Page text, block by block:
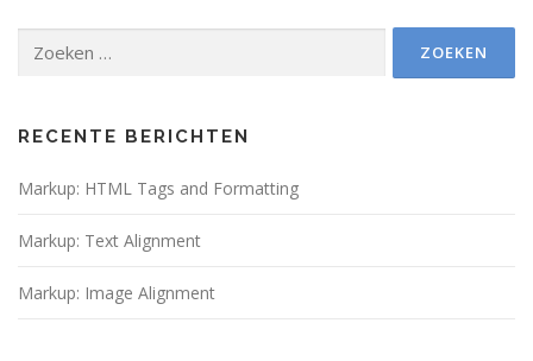
naar:
RECENTE BERICHTEN
Markup: HTML Tags and Formatting
Markup: Text Alignment
Markup: Image Alignment